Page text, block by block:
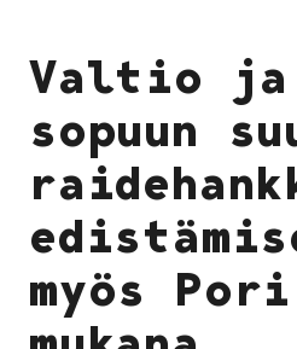
Valtio ja
sopuun
myös